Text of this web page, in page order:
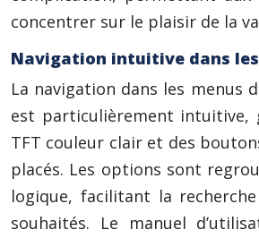
concentrer sur le plaisir de la
Navigation intuitive dans
La navigation dans les menus
est particulièrement intuitive,
TFT couleur clair et des
placés. Les options sont
logique, facilitant la
souhaités. Le manuel